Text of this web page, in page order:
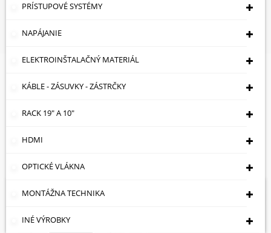
PRÍSTUPOVÉ SYSTÉMY
NAPÁJANIE
ELEKTROINŠTALAČNÝ MATERIÁL
KÁBLE - ZÁSUVKY - ZÁSTRČKY
RACK 19" A 10"
HDMI
OPTICKÉ VLÁKNA
MONTÁŽNA TECHNIKA
INÉ VÝROBKY
Úvodná Stránka
Kamery S Reflektorom S Bielym
Svetlom (LED)
Skladom Skladom